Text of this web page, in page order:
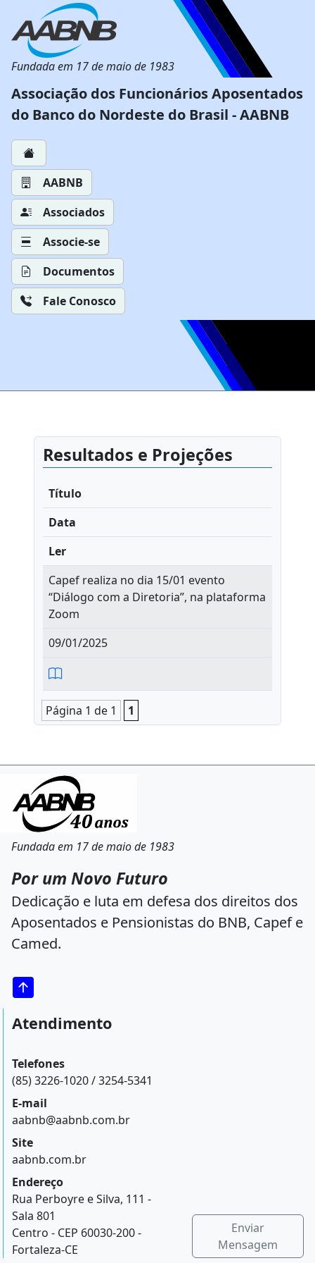
Fundada em 17 de maio de 1983
Associação dos Funcionários Aposentados
do Banco do Nordeste do Brasil - AABNB
AABNB
Associados
Associe-se
Documentos
Fale Conosco
Resultados e Projeções
Título
Data
Ler
Capef realiza no dia 15/01 evento
“Diálogo com a Diretoria”, na plataforma
Zoom
09/01/2025
Página 1 de 1 1
Fundada em 17 de maio de 1983
Por um Novo Futuro
Dedicação e luta em defesa dos direitos dos
Aposentados e Pensionistas do BNB, Capef e
Camed.
Atendimento
Telefones
(85) 3226-1020 / 3254-5341
E-mail
aabnb@aabnb.com.br
Site
aabnb.com.br
Endereço
Rua Perboyre e Silva, 111 -
Sala 801
Centro - CEP 60030-200 -
Fortaleza-CE
Enviar
Mensagem